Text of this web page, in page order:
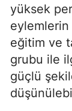
yüksek
eğitim ve
grubu ile
güçlü